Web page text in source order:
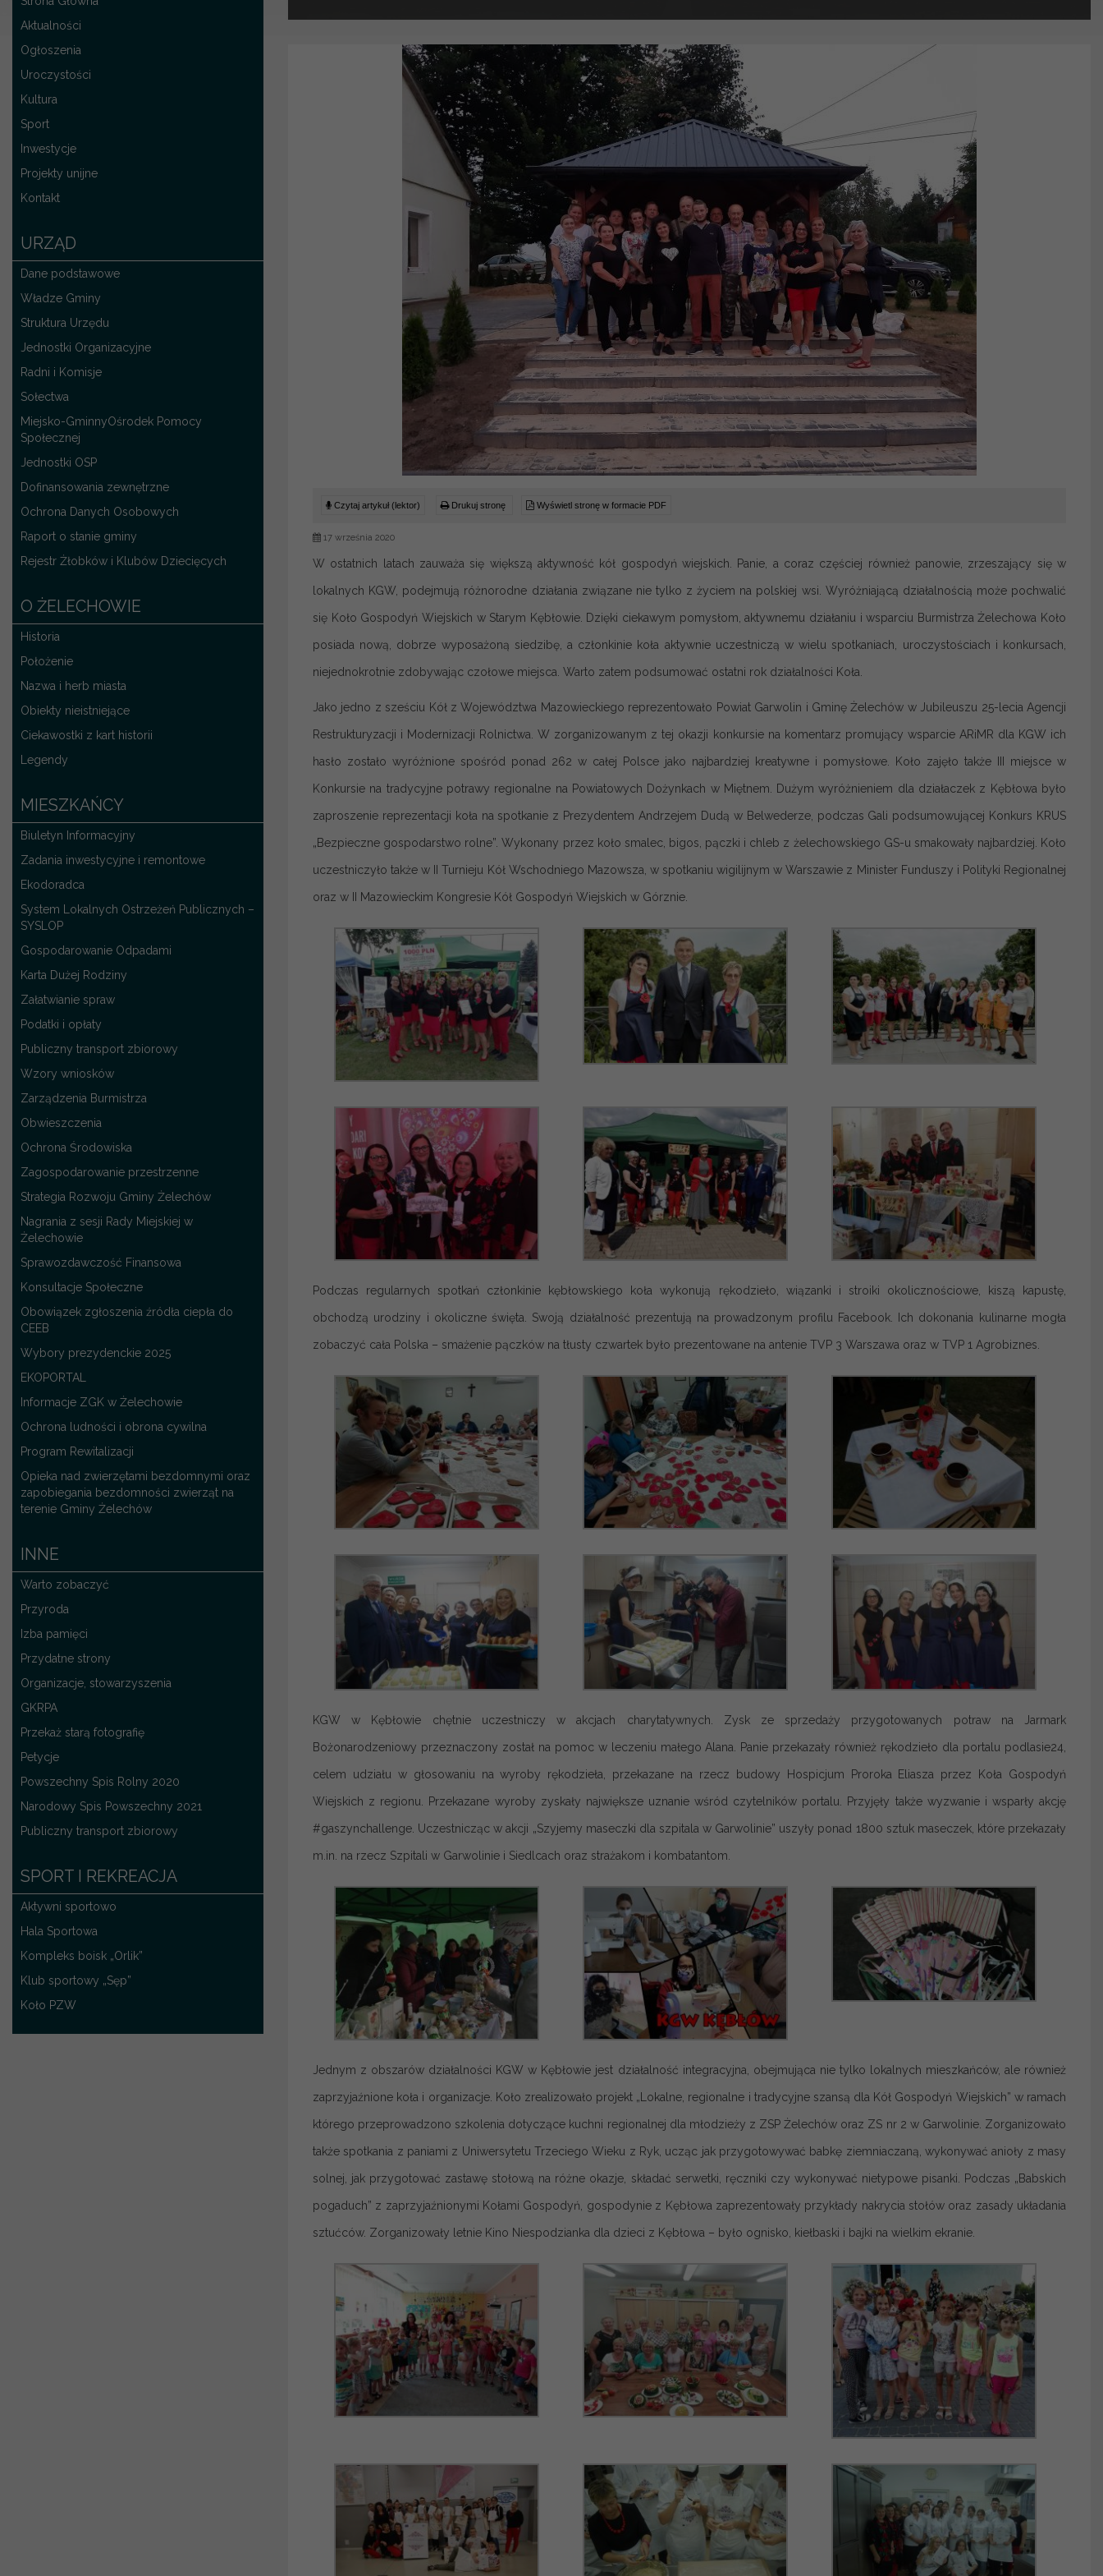
Aktualności
Ogłoszenia
Uroczystości
Kultura
Sport
Inwestycje
Projekty unijne
Kontakt
URZĄD
Dane podstawowe
Władze Gminy
Struktura Urzędu
Jednostki Organizacyjne
Radni i Komisje
Sołectwa
Miejsko-GminnyOśrodek Pomocy
Społecznej
Jednostki OSP
Dofinansowania zewnętrzne
Ochrona Danych Osobowych
Raport o stanie gminy
Rejestr Żłobków i Klubów Dziecięcych
O ŻELECHOWIE
Historia
Położenie
Nazwa i herb miasta
Obiekty nieistniejące
Ciekawostki z kart historii
Legendy
MIESZKAŃCY
Biuletyn Informacyjny
Zadania inwestycyjne i remontowe
Ekodoradca
System Lokalnych Ostrzeżeń Publicznych –
SYSLOP
Gospodarowanie Odpadami
Karta Dużej Rodziny
Załatwianie spraw
Podatki i opłaty
Publiczny transport zbiorowy
Wzory wniosków
Zarządzenia Burmistrza
Obwieszczenia
Ochrona Środowiska
Zagospodarowanie przestrzenne
Strategia Rozwoju Gminy Żelechów
Nagrania z sesji Rady Miejskiej w
Żelechowie
Sprawozdawczość Finansowa
Konsultacje Społeczne
Obowiązek zgłoszenia źródła ciepła do
CEEB
Wybory prezydenckie 2025
EKOPORTAL
Informacje ZGK w Żelechowie
Ochrona ludności i obrona cywilna
Program Rewitalizacji
Opieka nad zwierzętami bezdomnymi oraz
zapobiegania bezdomności zwierząt na
terenie Gminy Żelechów
INNE
Warto zobaczyć
Przyroda
Izba pamięci
Przydatne strony
Organizacje, stowarzyszenia
GKRPA
Przekaż starą fotografię
Petycje
Powszechny Spis Rolny 2020
Narodowy Spis Powszechny 2021
Publiczny transport zbiorowy
SPORT I REKREACJA
Aktywni sportowo
Hala Sportowa
Kompleks boisk „Orlik”
Klub sportowy „Sęp”
Koło PZW
Czytaj artykuł (lektor) Drukuj stronę Wyświetl stronę w formacie PDF
17 września 2020
W ostatnich latach zauważa się większą aktywność kół gospodyń wiejskich. Panie, a coraz częściej również panowie, zrzeszający się w
lokalnych KGW, podejmują różnorodne działania związane nie tylko z życiem na polskiej wsi. Wyróżniającą działalnością może pochwalić
się Koło Gospodyń Wiejskich w Starym Kębłowie. Dzięki ciekawym pomysłom, aktywnemu działaniu i wsparciu Burmistrza Żelechowa Koło
posiada nową, dobrze wyposażoną siedzibę, a członkinie koła aktywnie uczestniczą w wielu spotkaniach, uroczystościach i konkursach,
niejednokrotnie zdobywając czołowe miejsca. Warto zatem podsumować ostatni rok działalności Koła.
Jako jedno z sześciu Kół z Województwa Mazowieckiego reprezentowało Powiat Garwolin i Gminę Żelechów w Jubileuszu 25-lecia Agencji
Restrukturyzacji i Modernizacji Rolnictwa. W zorganizowanym z tej okazji konkursie na komentarz promujący wsparcie ARiMR dla KGW ich
hasło zostało wyróżnione spośród ponad 262 w całej Polsce jako najbardziej kreatywne i pomysłowe. Koło zajęło także III miejsce w
Konkursie na tradycyjne potrawy regionalne na Powiatowych Dożynkach w Miętnem. Dużym wyróżnieniem dla działaczek z Kębłowa było
zaproszenie reprezentacji koła na spotkanie z Prezydentem Andrzejem Dudą w Belwederze, podczas Gali podsumowującej Konkurs KRUS
„Bezpieczne gospodarstwo rolne”. Wykonany przez koło smalec, bigos, pączki i chleb z żelechowskiego GS-u smakowały najbardziej. Koło
uczestniczyło także w II Turnieju Kół Wschodniego Mazowsza, w spotkaniu wigilijnym w Warszawie z Minister Funduszy i Polityki Regionalnej
oraz w II Mazowieckim Kongresie Kół Gospodyń Wiejskich w Górznie.
Podczas regularnych spotkań członkinie kębłowskiego koła wykonują rękodzieło, wiązanki i stroiki okolicznościowe, kiszą kapustę,
obchodzą urodziny i okoliczne święta. Swoją działalność prezentują na prowadzonym profilu Facebook. Ich dokonania kulinarne mogła
zobaczyć cała Polska – smażenie pączków na tłusty czwartek było prezentowane na antenie TVP 3 Warszawa oraz w TVP 1 Agrobiznes.
KGW w Kębłowie chętnie uczestniczy w akcjach charytatywnych. Zysk ze sprzedaży przygotowanych potraw na Jarmark
Bożonarodzeniowy przeznaczony został na pomoc w leczeniu małego Alana. Panie przekazały również rękodzieło dla portalu podlasie24,
celem udziału w głosowaniu na wyroby rękodzieła, przekazane na rzecz budowy Hospicjum Proroka Eliasza przez Koła Gospodyń
Wiejskich z regionu. Przekazane wyroby zyskały największe uznanie wśród czytelników portalu. Przyjęły także wyzwanie i wsparły akcję
#gaszynchallenge. Uczestnicząc w akcji „Szyjemy maseczki dla szpitala w Garwolinie” uszyły ponad 1800 sztuk maseczek, które przekazały
m.in. na rzecz Szpitali w Garwolinie i Siedlcach oraz strażakom i kombatantom.
Jednym z obszarów działalności KGW w Kębłowie jest działalność integracyjna, obejmująca nie tylko lokalnych mieszkańców, ale również
zaprzyjaźnione koła i organizacje. Koło zrealizowało projekt „Lokalne, regionalne i tradycyjne szansą dla Kół Gospodyń Wiejskich” w ramach
którego przeprowadzono szkolenia dotyczące kuchni regionalnej dla młodzieży z ZSP Żelechów oraz ZS nr 2 w Garwolinie. Zorganizowało
także spotkania z paniami z Uniwersytetu Trzeciego Wieku z Ryk, ucząc jak przygotowywać babkę ziemniaczaną, wykonywać anioły z masy
solnej, jak przygotować zastawę stołową na różne okazje, składać serwetki, ręczniki czy wykonywać nietypowe pisanki. Podczas „Babskich
pogaduch” z zaprzyjaźnionymi Kołami Gospodyń, gospodynie z Kębłowa zaprezentowały przykłady nakrycia stołów oraz zasady układania
sztućców. Zorganizowały letnie Kino Niespodzianka dla dzieci z Kębłowa – było ognisko, kiełbaski i bajki na wielkim ekranie.